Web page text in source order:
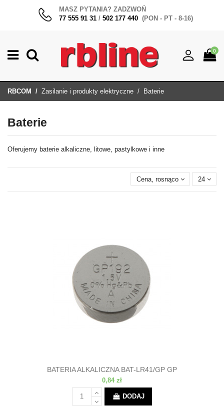
MASZ PYTANIA? ZADZWOŃ
77 555 91 31 / 502 177 440 (PON - PT - 8-16)
0
RBCOM Zasilanie i produkty elektryczne Baterie
Baterie
Oferujemy baterie alkaliczne, litowe, pastylkowe i inne
Cena, rosnąco 24
BATERIA ALKALICZNA BAT-LR41/GP GP
0,84 zł
DODAJ